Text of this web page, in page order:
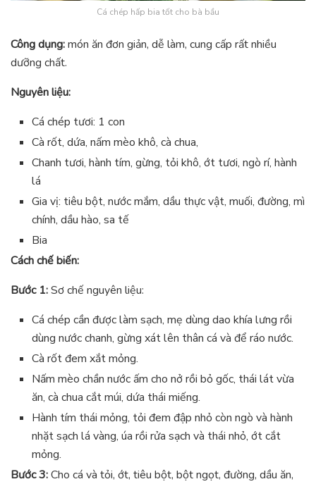
Cá chép hấp bia tốt cho bà bầu
Công dụng:món ăn đơn giản, dễ làm, cung cấp rất nhiều
dưỡng chất.
Nguyên liệu:
Cá chép tươi: 1 con
Cà rốt, dứa, nấm mèo khô, cà chua,
Chanh tươi, hành tím, gừng, tỏi khô, ớt tươi, ngò rí, hành
lá
Gia vị: tiêu bột, nước mắm, dầu thực vật, muối, đường, mì
chính, dầu hào, sa tế
Bia
Cách chế biến:
Bước 1:Sơ chế nguyên liệu:
Cá chép cần được làm sạch, mẹ dùng dao khía lưng rồi
dùng nước chanh, gừng xát lên thân cá và để ráo nước.
Cà rốt đem xắt mỏng.
Nấm mèo chần nước ấm cho nở rồi bỏ gốc, thái lát vừa
ăn, cà chua cắt múi, dứa thái miếng.
Hành tím thái mỏng, tỏi đem đập nhỏ còn ngò và hành
nhặt sạch lá vàng, úa rồi rửa sạch và thái nhỏ, ớt cắt
mỏng.
Bước 3:Cho cá và tỏi, ớt, tiêu bột, bột ngọt, đường, dầu ăn,